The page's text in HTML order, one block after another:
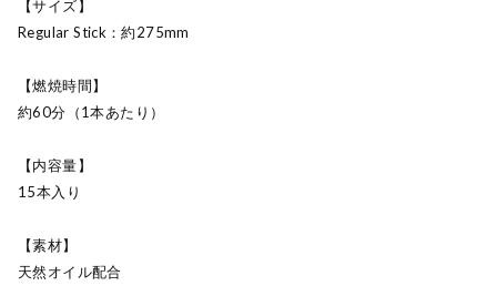
【サイズ】
Regular Stick：約275mm
【燃焼時間】
約60分（1本あたり）
【内容量】
15本入り
【素材】
天然オイル配合